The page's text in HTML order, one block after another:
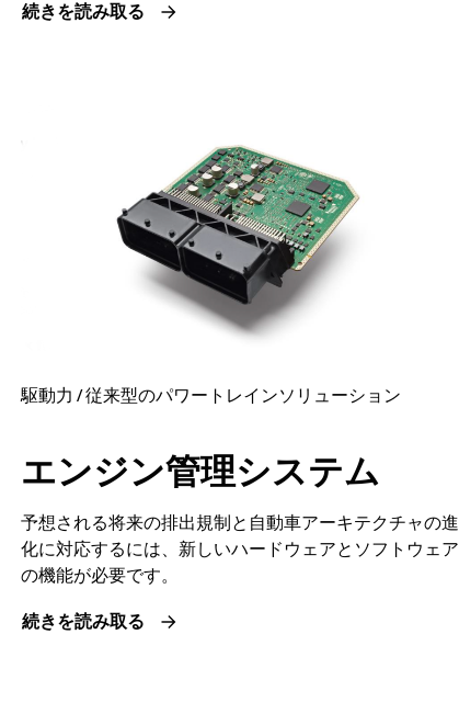
続きを読み取る
駆動力 / 従来型のパワートレインソリューション
エンジン管理システム
予想される将来の排出規制と自動車アーキテクチャの進
化に対応するには、新しいハードウェアとソフトウェア
の機能が必要です。
続きを読み取る